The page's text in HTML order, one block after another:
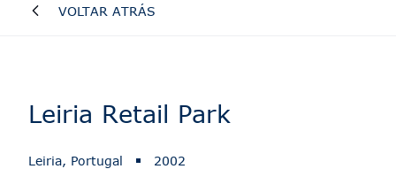
VOLTAR ATRÁS
Leiria Retail Park
Leiria, Portugal 2002